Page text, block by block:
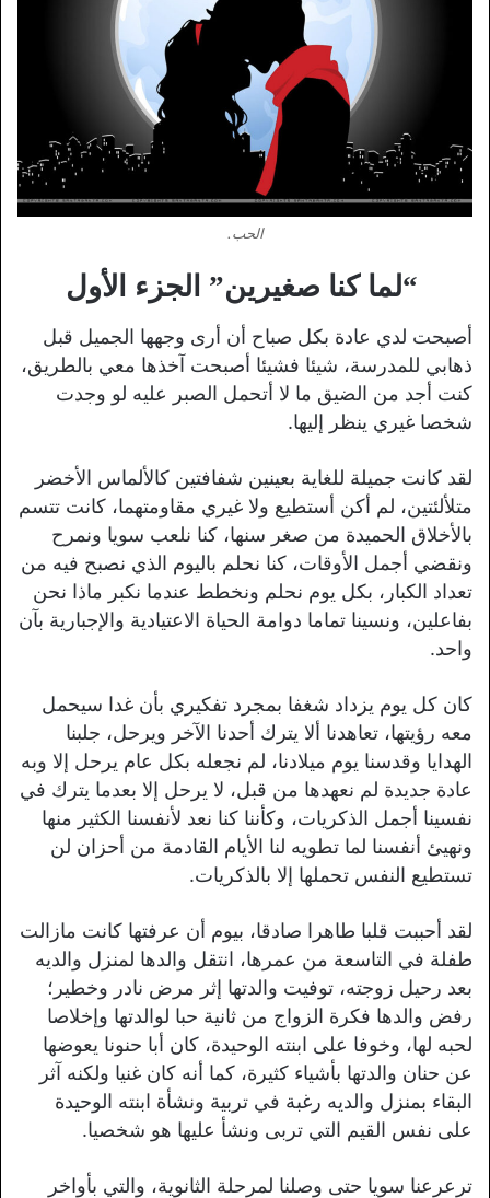
الحب.
“لما كنا صغيرين” الجزء الأول
أصبحت لدي عادة بكل صباح أن أرى وجهها الجميل قبل
ذهابي للمدرسة، شيئا فشيئا أصبحت آخذها معي بالطريق،
كنت أجد من الضيق ما لا أتحمل الصبر عليه لو وجدت
شخصا غيري ينظر إليها.
لقد كانت جميلة للغاية بعينين شفافتين كالألماس الأخضر
متلألئتين، لم أكن أستطيع ولا غيري مقاومتهما، كانت تتسم
بالأخلاق الحميدة من صغر سنها، كنا نلعب سويا ونمرح
ونقضي أجمل الأوقات، كنا نحلم باليوم الذي نصبح فيه من
تعداد الكبار، بكل يوم نحلم ونخطط عندما نكبر ماذا نحن
بفاعلين، ونسينا تماما دوامة الحياة الاعتيادية والإجبارية بآن
واحد.
كان كل يوم يزداد شغفا بمجرد تفكيري بأن غدا سيحمل
معه رؤيتها، تعاهدنا ألا يترك أحدنا الآخر ويرحل، جلبنا
الهدايا وقدسنا يوم ميلادنا، لم نجعله بكل عام يرحل إلا وبه
عادة جديدة لم نعهدها من قبل، لا يرحل إلا بعدما يترك في
نفسينا أجمل الذكريات، وكأننا كنا نعد لأنفسنا الكثير منها
ونهيئ أنفسنا لما تطويه لنا الأيام القادمة من أحزان لن
تستطيع النفس تحملها إلا بالذكريات.
لقد أحببت قلبا طاهرا صادقا، بيوم أن عرفتها كانت مازالت
طفلة في التاسعة من عمرها، انتقل والدها لمنزل والديه
بعد رحيل زوجته، توفيت والدتها إثر مرض نادر وخطير؛
رفض والدها فكرة الزواج من ثانية حبا لوالدتها وإخلاصا
لحبه لها، وخوفا على ابنته الوحيدة، كان أبا حنونا يعوضها
عن حنان والدتها بأشياء كثيرة، كما أنه كان غنيا ولكنه آثر
البقاء بمنزل والديه رغبة في تربية ونشأة ابنته الوحيدة
على نفس القيم التي تربى ونشأ عليها هو شخصيا.
ترعرعنا سويا حتى وصلنا لمرحلة الثانوية، والتي بأواخر